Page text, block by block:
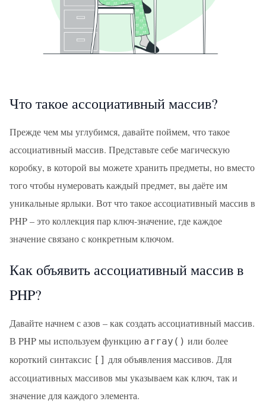
Что такое ассоциативный массив?
Прежде чем мы углубимся, давайте поймем, что такое
ассоциативный массив. Представьте себе магическую
коробку, в которой вы можете хранить предметы, но вместо
того чтобы нумеровать каждый предмет, вы даёте им
уникальные ярлыки. Вот что такое ассоциативный массив в
PHP – это коллекция пар ключ-значение, где каждое
значение связано с конкретным ключом.
Как объявить ассоциативный массив в
PHP?
Давайте начнем с азов – как создать ассоциативный массив.
В PHP мы используем функцию array() или более
короткий синтаксис [] для объявления массивов. Для
ассоциативных массивов мы указываем как ключ, так и
значение для каждого элемента.